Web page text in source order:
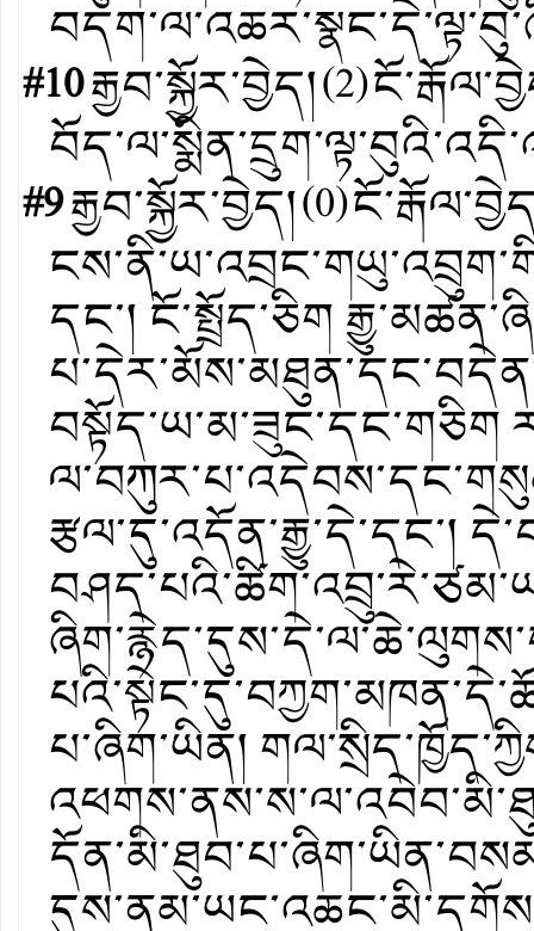
#10རྒྱབ་སྐྱོར་བྱེད།(2)
#9རྒྱབ་སྐྱོར་བྱེད།(0)
དང་། ངོ་སྤྲོད་ཅིག
བསྟོད་ཡ་མ་ཟུང་དང་གཅིག
རྩལ་དུ་འདོན་རྒྱུ་དེ་དང་།
པ་ཞིག་ཡིན།